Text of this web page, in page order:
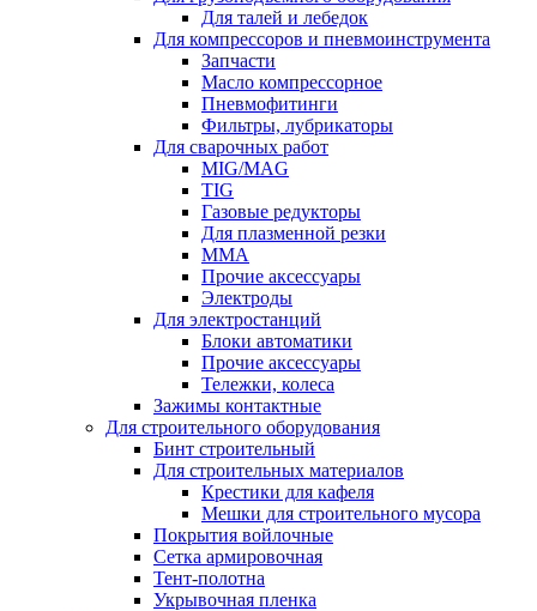
Для талей и лебедок
Для компрессоров и пневмоинструмента
Запчасти
Масло компрессорное
Пневмофитинги
Фильтры, лубрикаторы
Для сварочных работ
MIG/MAG
TIG
Газовые редукторы
Для плазменной резки
ММА
Прочие аксессуары
Электроды
Для электростанций
Блоки автоматики
Прочие аксессуары
Тележки, колеса
Зажимы контактные
Для строительного оборудования
Бинт строительный
Для строительных материалов
Крестики для кафеля
Мешки для строительного мусора
Покрытия войлочные
Сетка армировочная
Тент-полотна
Укрывочная пленка